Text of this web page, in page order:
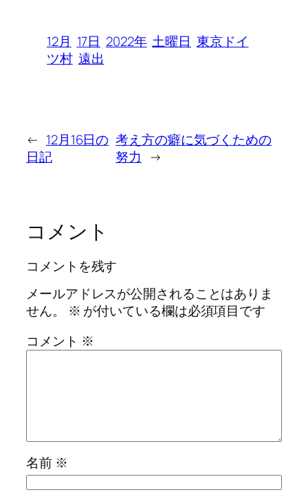
12月 17日 2022年 土曜日 東京ドイ
ツ村 遠出
← 12月16日の
日記
考え方の癖に気づくための
努力 →
コメント
コメントを残す
メールアドレスが公開されることはありま
せん。
※ が付いている欄は必須項目です
コメント ※
名前 ※